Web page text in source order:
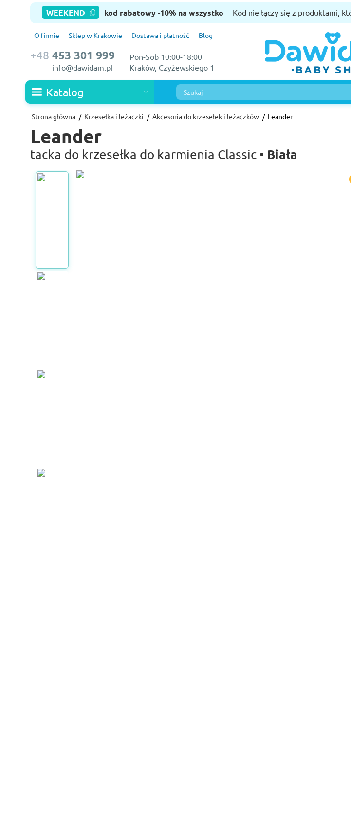
WEEKEND kod rabatowy -10% na wszystko Kod nie łączy się z produktami,
O firmie Sklep w Krakowie Dostawa i płatność Blog
Pon-Sob 10:00-18:00
Kraków, Czyżewskiego 1
+48 453 301 999
info@dawidam.pl
Katalog
Strona główna Krzesełka i leżaczki Akcesoria do krzesełek i leżaczków Leander
Leander
tacka do krzesełka do karmienia Classic • Biała